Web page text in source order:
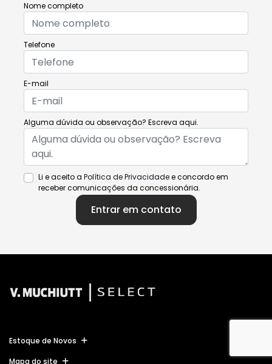
Nome completo
Telefone
E-mail
Alguma dúvida ou observação? Escreva aqui.
Li e aceito a Política de Privacidadee concordo em
receber comunicações da concessionária.
Entrar em contato
Estoque de Novos
Mapa do site